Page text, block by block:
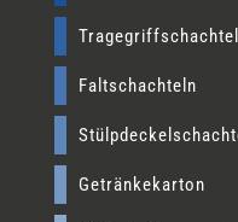
Faltschachteln
Getränkekarton